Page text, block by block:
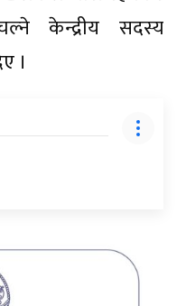
केन्द्रीय सदस्य
।